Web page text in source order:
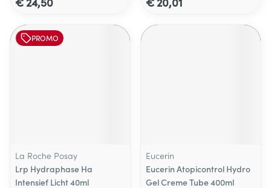
PROMO
La Roche Posay
Lrp Hydraphase Ha
Intensief Licht 40ml
Eucerin
Eucerin Atopicontrol Hydro
Gel Creme Tube 400ml